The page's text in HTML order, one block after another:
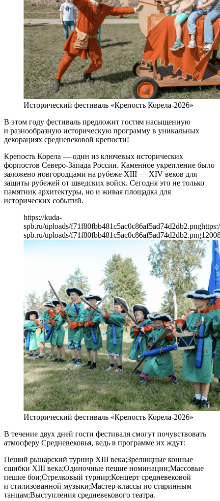
Исторический фестиваль «Крепость Корела-2026»
В этом году фестиваль предложит гостям насыщенную
и разнообразную историческую программу в уникальных
декорациях средневековой крепости!
Крепость Корела — один из ключевых исторических
форпостов Северо-Запада России. Каменное укрепление было
заложено новгородцами на рубеже XIII — XIV веков для
защиты рубежей от шведских войск. Сегодня это не только
памятник архитектуры, но и живая площадка для
исторических событий.
https://kuda-
spb.ru/uploads/f71f80fbb481c5ac0c86af5ad74d2db2.png
spb.ru/uploads/f71f80fbb481c5ac0c86af5ad74d2db2.png1200
Исторический фестиваль «Крепость Корела-2026»
В течение двух дней гости фестиваля смогут почувствовать
атмосферу Средневековья, ведь в программе их ждут:
Пеший рыцарский турнир XIII века;Зрелищные конные
сшибки XIII века;Одиночные пешие номинации;Массовые
пешие бои;Стрелковый турнир;Концерт средневековой
и стилизованной музыки;Мастер-классы по старинным
танцам;Выступления средневекового театра.